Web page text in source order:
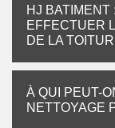
HJ
EFFECTUER
DE LA
À QUI PEUT-
NETTOYAGE